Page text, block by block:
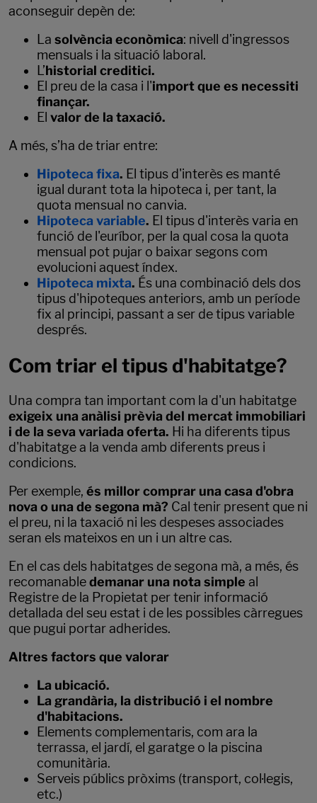
aconseguir depèn de:
La solvència econòmica: nivell d'ingressos
mensuals i la situació laboral.
L’historial creditici.
El preu de la casa i l'import que es necessiti
finançar.
El valor de la taxació.
A més, s’ha de triar entre:
Hipoteca fixa. El tipus d'interès es manté
igual durant tota la hipoteca i, per tant, la
quota mensual no canvia.
Hipoteca variable. El tipus d'interès varia en
funció de l'euríbor, per la qual cosa la quota
mensual pot pujar o baixar segons com
evolucioni aquest índex.
Hipoteca mixta. És una combinació dels dos
tipus d'hipoteques anteriors, amb un període
fix al principi, passant a ser de tipus variable
després.
Com triar el tipus d'habitatge?
Una compra tan important com la d'un habitatge
exigeix una anàlisi prèvia del mercat immobiliari
i de la seva variada oferta. Hi ha diferents tipus
d'habitatge a la venda amb diferents preus i
condicions.
Per exemple, és millor comprar una casa d'obra
nova o una de segona mà? Cal tenir present que ni
el preu, ni la taxació ni les despeses associades
seran els mateixos en un i un altre cas.
En el cas dels habitatges de segona mà, a més, és
recomanabledemanar una nota simple al
Registre de la Propietat per tenir informació
detallada del seu estat i de les possibles càrregues
que pugui portar adherides.
Altres factors que valorar
La ubicació.
La grandària, la distribució i el nombre
d'habitacions.
Elements complementaris, com ara la
terrassa, el jardí, el garatge o la piscina
comunitària.
Serveis públics pròxims (transport, col·legis,
etc.)